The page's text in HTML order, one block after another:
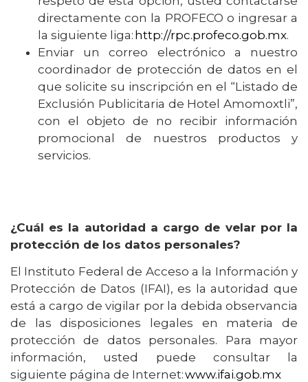
directamente con la PROFECO o ingresar a
la siguiente liga: http://rpc.profeco.gob.mx.
Enviar un correo electrónico a nuestro
coordinador de protección de datos en el
que solicite su inscripción en el “Listado de
Exclusión Publicitaria de Hotel Amomoxtli”,
con el objeto de no recibir información
promocional de nuestros productos y
servicios.
¿Cuál es la autoridad a cargo de velar por la
protección de los datos personales?
El Instituto Federal de Acceso a la Información y
Protección de Datos (IFAI), es la autoridad que
está a cargo de vigilar por la debida observancia
de las disposiciones legales en materia de
protección de datos personales. Para mayor
información, usted puede consultar la
siguiente página de Internet:www.ifai.gob.mx